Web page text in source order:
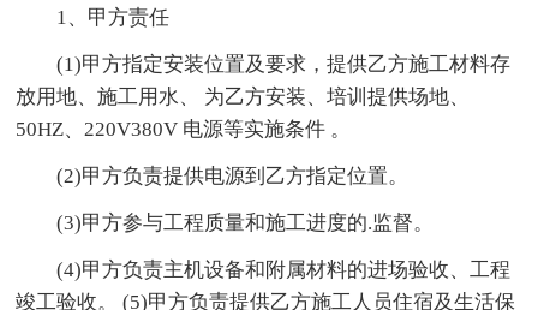
1、甲方责任
(1)甲方指定安装位置及要求，提供乙方施工材料存
放用地、施工用水、 为乙方安装、培训提供场地、
50HZ、220V380V 电源等实施条件 。
(2)甲方负责提供电源到乙方指定位置。
(3)甲方参与工程质量和施工进度的.监督。
(4)甲方负责主机设备和附属材料的进场验收、工程
竣工验收。 (5)甲方负责提供乙方施工人员住宿及生活保